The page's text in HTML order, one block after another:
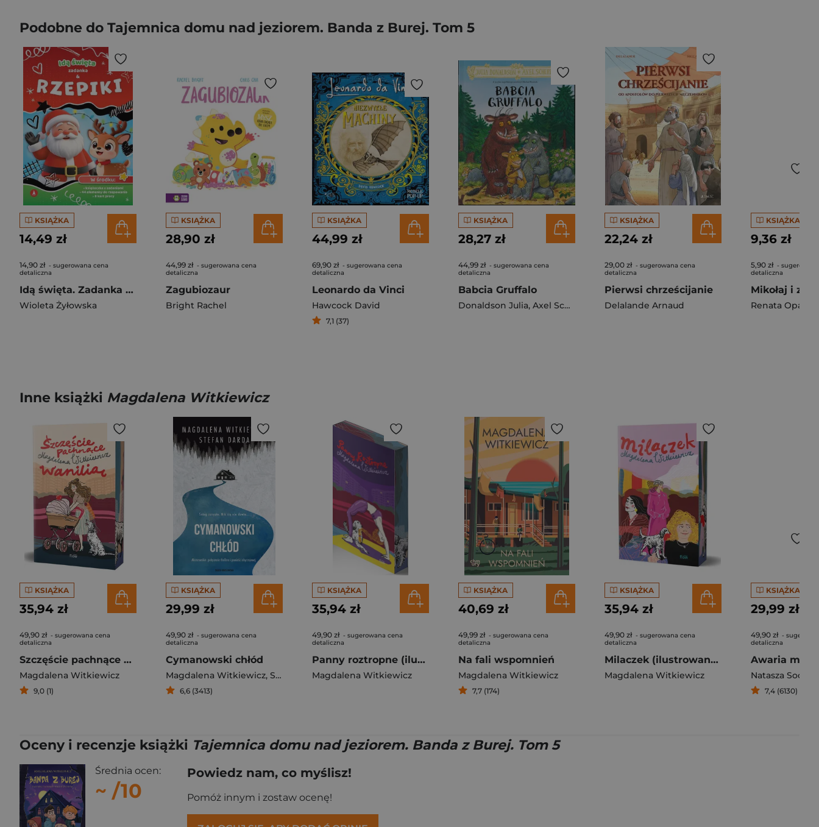
Podobne do Tajemnica domu nad jeziorem. Banda z Burej. Tom 5
KSIĄŻKA
14,49 zł
14,90 zł - sugerowana cena
detaliczna
Idą święta. Zadanka & rzepiki
Wioleta Żyłowska
KSIĄŻKA
28,90 zł
44,99 zł - sugerowana cena
detaliczna
Zagubiozaur
Bright Rachel
KSIĄŻKA
44,99 zł
69,90 zł - sugerowana cena
detaliczna
Leonardo da Vinci
Hawcock David
7,1 (37)
KSIĄŻKA
28,27 zł
44,99 zł - sugerowana cena
detaliczna
Babcia Gruffalo
Donaldson Julia, Axel Scheffler
KSIĄŻKA
22,24 zł
29,00 zł - sugerowana cena
detaliczna
Pierwsi chrześcijanie
Delalande Arnaud
KSIĄŻKA
9,36 zł
5,90 zł -
detaliczna
Mikołaj i
Renata Opala
Inne książki Magdalena Witkiewicz
KSIĄŻKA
35,94 zł
49,90 zł - sugerowana cena
detaliczna
Szczęście pachnące wanilią (ilustrowane brzegi)
Magdalena Witkiewicz
9,0 (1)
KSIĄŻKA
29,99 zł
49,90 zł - sugerowana cena
detaliczna
Cymanowski chłód
Magdalena Witkiewicz, Stefan Darda
6,6 (3413)
KSIĄŻKA
35,94 zł
49,90 zł - sugerowana cena
detaliczna
Panny roztropne (ilustrowane brzegi)
Magdalena Witkiewicz
KSIĄŻKA
40,69 zł
49,99 zł - sugerowana cena
detaliczna
Na fali wspomnień
Magdalena Witkiewicz
7,7 (174)
KSIĄŻKA
35,94 zł
49,90 zł - sugerowana cena
detaliczna
Milaczek (ilustrowane brzegi)
Magdalena Witkiewicz
KSIĄŻKA
29,99 zł
49,90 zł -
detaliczna
Awaria
Natasza Socha
7,4 (6130)
Oceny i recenzje książki Tajemnica domu nad jeziorem. Banda z Burej. Tom 5
Średnia ocen:
~ /10
Powiedz nam, co myślisz!
Pomóż innym i zostaw ocenę!